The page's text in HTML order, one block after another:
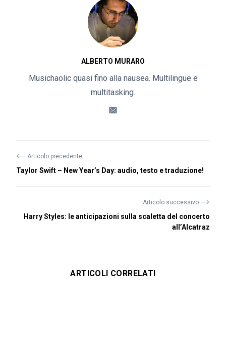
ALBERTO MURARO
Musichaolic quasi fino alla nausea. Multilingue e
multitasking.
⟵ Articolo precedente
Taylor Swift – New Year’s Day: audio, testo e traduzione!
Articolo successivo ⟶
Harry Styles: le anticipazioni sulla scaletta del concerto
all’Alcatraz
ARTICOLI CORRELATI